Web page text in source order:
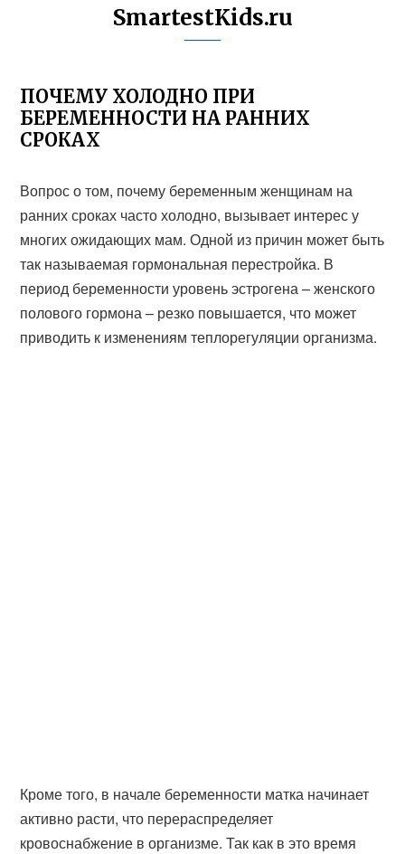
SmartestKids.ru
ПОЧЕМУ ХОЛОДНО ПРИ
БЕРЕМЕННОСТИ НА РАННИХ
СРОКАХ
Вопрос о том, почему беременным женщинам на
ранних сроках часто холодно, вызывает интерес у
многих ожидающих мам. Одной из причин может быть
так называемая гормональная перестройка. В
период беременности уровень эстрогена – женского
полового гормона – резко повышается, что может
приводить к изменениям теплорегуляции организма.
Кроме того, в начале беременности матка начинает
активно расти, что перераспределяет
кровоснабжение в организме. Так как в это время